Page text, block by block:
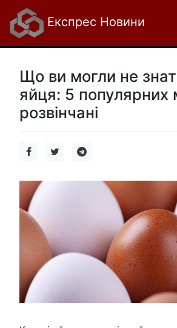
Експрес Новини
Що ви могли не
яйця: 5 популярних
розвінчані